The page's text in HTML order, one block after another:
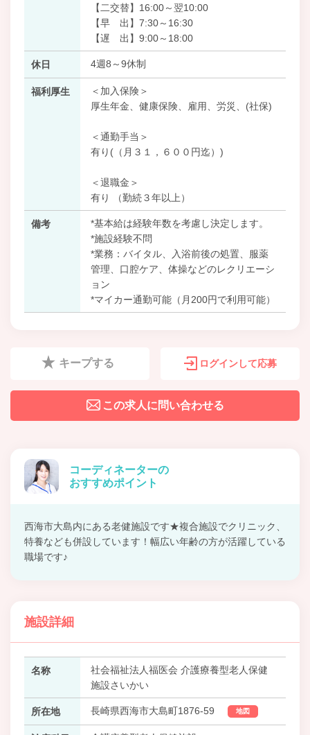
【二交替】16:00～翌10:00
【早 出】7:30～16:30
【遅 出】9:00～18:00
休日 4週8～9休制
福利厚生
＜加入保険＞
厚生年金、健康保険、雇用、労災、(社保)
＜通勤手当＞
有り(（月３１，６００円迄）)
＜退職金＞
有り （勤続３年以上）
備考
*基本給は経験年数を考慮し決定します。
*施設経験不問
*業務：バイタル、入浴前後の処置、服薬
管理、口腔ケア、体操などのレクリエーシ
ョン
*マイカー通勤可能（月200円で利用可能）
キープする ログインして応募
この求人に問い合わせる
コーディネーターの
おすすめポイント
西海市大島内にある老健施設です★複合施設でクリニック、
特養なども併設しています！幅広い年齢の方が活躍している
職場です♪
施設詳細
名称
社会福祉法人福医会 介護療養型老人保健
施設さいかい
所在地 長崎県西海市大島町1876-59 地図